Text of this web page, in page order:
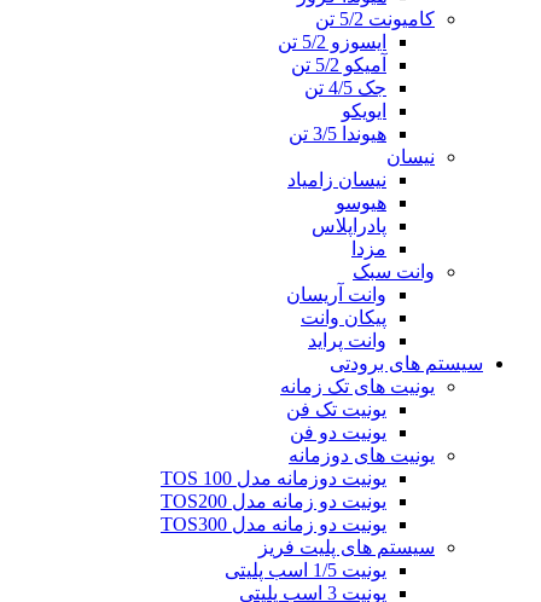
کامیونت 5/2 تن
ایسوزو 5/2 تن
آمیکو 5/2 تن
جک 4/5 تن
ایویکو
هیوندا 3/5 تن
نیسان
نیسان زامیاد
هیوسو
پادراپلاس
مزدا
وانت سبک
وانت آریسان
پیکان وانت
وانت پراید
سیستم های برودتی
یونیت های تک زمانه
یونیت تک فن
یونیت دو فن
یونیت های دوزمانه
یونیت دوزمانه مدل TOS 100
یونیت دو زمانه مدل TOS200
یونیت دو زمانه مدل TOS300
سیستم های پلیت فریز
یونیت 1/5 اسب پلیتی
یونیت 3 اسب پلیتی